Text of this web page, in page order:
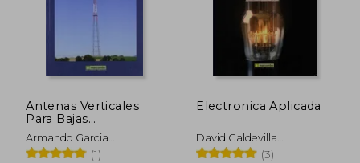
Antenas Verticales
Para Bajas
Frecuencias (mf y hf)
Armando Garcia
Dominguez (1)
Electronica Aplicada
David Caldevilla
Dominguez (3)